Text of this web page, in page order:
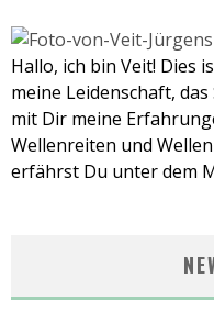
Hallo, ich bin Veit! Dies
meine Leidenschaft,
mit Dir meine
Wellenreiten und
erfährst Du unter dem